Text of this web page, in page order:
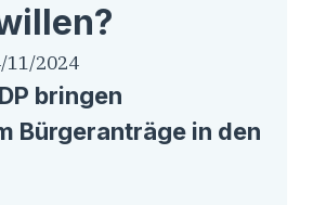
11/2024
bringen
Bürgeranträge in den